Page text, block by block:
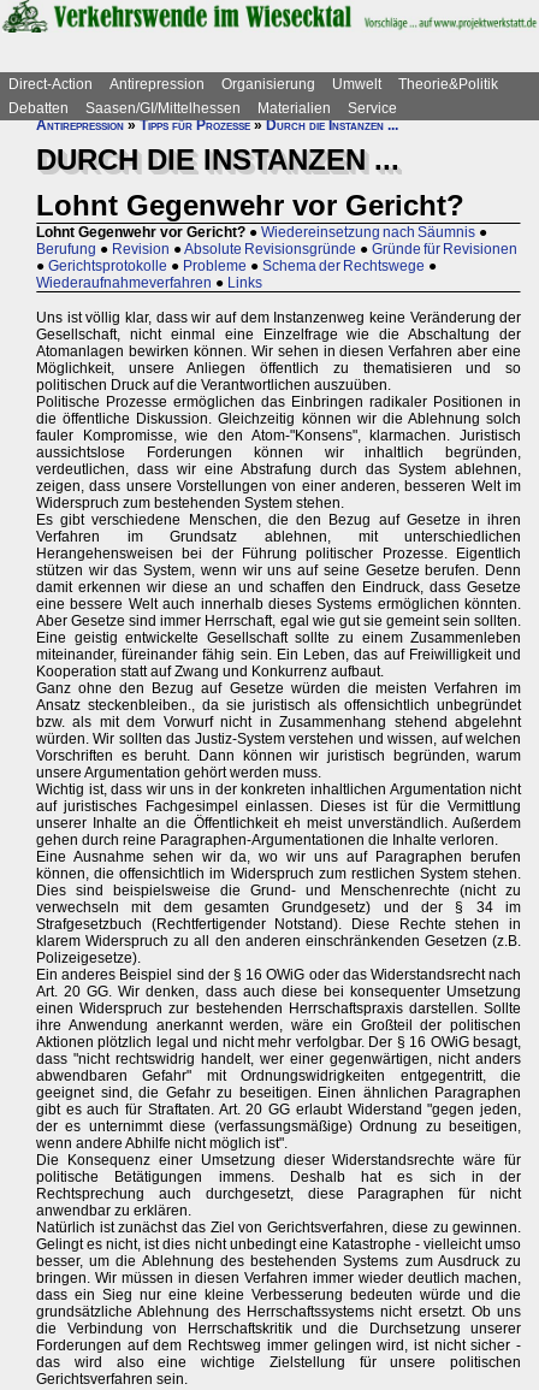
Direct-Action Antirepression Organisierung Umwelt
Theorie&Politik
Debatten
Saasen/GI/Mittelhessen Materialien
Service
Antirepression»Tipps für Prozesse»Durch die Instanzen ...
DURCH DIE INSTANZEN ...
Lohnt Gegenwehr vor Gericht?
Lohnt Gegenwehr vor Gericht? ● Wiedereinsetzung nach Säumnis ●
Berufung ● Revision ●Absolute Revisionsgründe ● Gründe für Revisionen
● Gerichtsprotokolle ● Probleme ● Schema der Rechtswege ●
Wiederaufnahmeverfahren ● Links
Uns ist völlig klar, dass wir auf dem Instanzenweg keine Veränderung der
Gesellschaft, nicht einmal eine Einzelfrage wie die Abschaltung der
Atomanlagen bewirken können. Wir sehen in diesen Verfahren aber eine
Möglichkeit, unsere Anliegen öffentlich zu thematisieren und so
politischen Druck auf die Verantwortlichen auszuüben.
Politische Prozesse ermöglichen das Einbringen radikaler Positionen in
die öffentliche Diskussion. Gleichzeitig können wir die Ablehnung solch
fauler Kompromisse, wie den Atom-"Konsens", klarmachen. Juristisch
aussichtslose Forderungen können wir inhaltlich begründen,
verdeutlichen, dass wir eine Abstrafung durch das System ablehnen,
zeigen, dass unsere Vorstellungen von einer anderen, besseren Welt im
Widerspruch zum bestehenden System stehen.
Es gibt verschiedene Menschen, die den Bezug auf Gesetze in ihren
Verfahren im Grundsatz ablehnen, mit unterschiedlichen
Herangehensweisen bei der Führung politischer Prozesse. Eigentlich
stützen wir das System, wenn wir uns auf seine Gesetze berufen. Denn
damit erkennen wir diese an und schaffen den Eindruck, dass Gesetze
eine bessere Welt auch innerhalb dieses Systems ermöglichen könnten.
Aber Gesetze sind immer Herrschaft, egal wie gut sie gemeint sein sollten.
Eine geistig entwickelte Gesellschaft sollte zu einem Zusammenleben
miteinander, füreinander fähig sein. Ein Leben, das auf Freiwilligkeit und
Kooperation statt auf Zwang und Konkurrenz aufbaut.
Ganz ohne den Bezug auf Gesetze würden die meisten Verfahren im
Ansatz steckenbleiben., da sie juristisch als offensichtlich unbegründet
bzw. als mit dem Vorwurf nicht in Zusammenhang stehend abgelehnt
würden. Wir sollten das Justiz-System verstehen und wissen, auf welchen
Vorschriften es beruht. Dann können wir juristisch begründen, warum
unsere Argumentation gehört werden muss.
Wichtig ist, dass wir uns in der konkreten inhaltlichen Argumentation nicht
auf juristisches Fachgesimpel einlassen. Dieses ist für die Vermittlung
unserer Inhalte an die Öffentlichkeit eh meist unverständlich. Außerdem
gehen durch reine Paragraphen-Argumentationen die Inhalte verloren.
Eine Ausnahme sehen wir da, wo wir uns auf Paragraphen berufen
können, die offensichtlich im Widerspruch zum restlichen System stehen.
Dies sind beispielsweise die Grund- und Menschenrechte (nicht zu
verwechseln mit dem gesamten Grundgesetz) und der § 34 im
Strafgesetzbuch (Rechtfertigender Notstand). Diese Rechte stehen in
klarem Widerspruch zu all den anderen einschränkenden Gesetzen (z.B.
Polizeigesetze).
Ein anderes Beispiel sind der § 16 OWiG oder das Widerstandsrecht nach
Art. 20 GG. Wir denken, dass auch diese bei konsequenter Umsetzung
einen Widerspruch zur bestehenden Herrschaftspraxis darstellen. Sollte
ihre Anwendung anerkannt werden, wäre ein Großteil der politischen
Aktionen plötzlich legal und nicht mehr verfolgbar. Der § 16 OWiG besagt,
dass "nicht rechtswidrig handelt, wer einer gegenwärtigen, nicht anders
abwendbaren Gefahr" mit Ordnungswidrigkeiten entgegentritt, die
geeignet sind, die Gefahr zu beseitigen. Einen ähnlichen Paragraphen
gibt es auch für Straftaten. Art. 20 GG erlaubt Widerstand "gegen jeden,
der es unternimmt diese (verfassungsmäßige) Ordnung zu beseitigen,
wenn andere Abhilfe nicht möglich ist".
Die Konsequenz einer Umsetzung dieser Widerstandsrechte wäre für
politische Betätigungen immens. Deshalb hat es sich in der
Rechtsprechung auch durchgesetzt, diese Paragraphen für nicht
anwendbar zu erklären.
Natürlich ist zunächst das Ziel von Gerichtsverfahren, diese zu gewinnen.
Gelingt es nicht, ist dies nicht unbedingt eine Katastrophe - vielleicht umso
besser, um die Ablehnung des bestehenden Systems zum Ausdruck zu
bringen. Wir müssen in diesen Verfahren immer wieder deutlich machen,
dass ein Sieg nur eine kleine Verbesserung bedeuten würde und die
grundsätzliche Ablehnung des Herrschaftssystems nicht ersetzt. Ob uns
die Verbindung von Herrschaftskritik und die Durchsetzung unserer
Forderungen auf dem Rechtsweg immer gelingen wird, ist nicht sicher -
das wird also eine wichtige Zielstellung für unsere politischen
Gerichtsverfahren sein.